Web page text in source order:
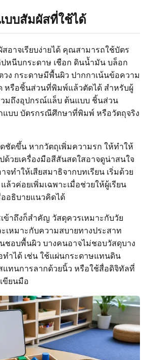
บบสัมผัสที่ใช้ได้
อาจเรียบง่ายได้ คุณสามารถใช้บัตร
หนีบกระดาษ เชือก ดินน้ำมัน บล็อก
วง กระดาษมีพื้นผิว ปากกาเน้นข้อความ
หรือชิ้นส่วนที่พิมพ์แล้วตัดได้ สำหรับผู้
วมถึงอุปกรณ์แล็บ ต้นแบบ ชิ้นส่วน
แบบ บัตรกรณีศึกษาที่พิมพ์ หรือวัตถุจริง
ชัดขึ้น หากวัตถุเพิ่มความรก ให้ทำให้
ปด้วยเครื่องมือสีสันสดใสอาจดูน่าสนใจ
จทำให้เสียสมาธิจากบทเรียน เริ่มด้วย
ล้วค่อยเพิ่มเฉพาะเมื่อช่วยให้ผู้เรียน
ออธิบายแนวคิดได้
ข้าถึงก็สำคัญ วัสดุควรเหมาะกับวัย
เหมาะกับความสบายทางประสาท
ชอบพื้นผิว บางคนอาจไม่ชอบวัสดุบาง
ทำได้ เช่น ใช้แผ่นกระดาษแทนดิน
แทนการลากด้วยนิ้ว หรือใช้สื่อดิจิทัลที่
ขียนมือ